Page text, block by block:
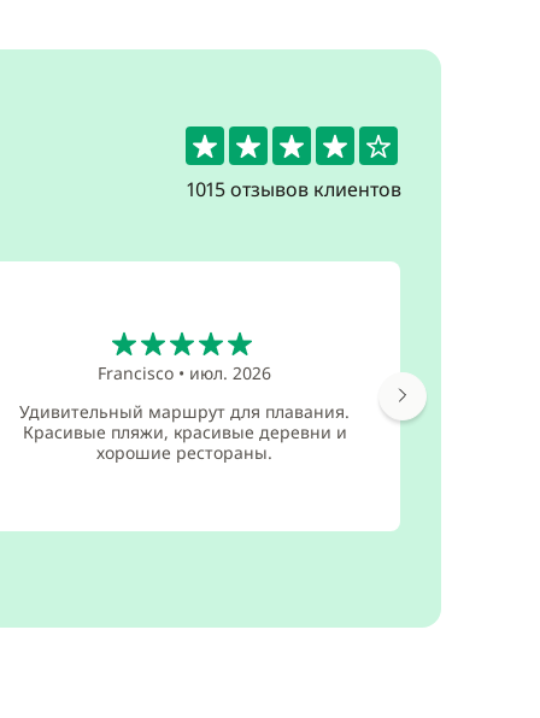
4.3
1015 отзывов клиентов
Francisco • июл. 2026
Удивительный маршрут для плавания.
Красивые пляжи, красивые деревни и
хорошие рестораны.